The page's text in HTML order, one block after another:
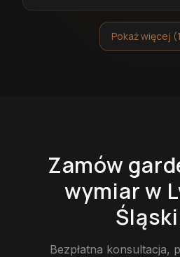
Pokaż więcej
Zamów
wymiarw
Bezpłatna konsultacja,